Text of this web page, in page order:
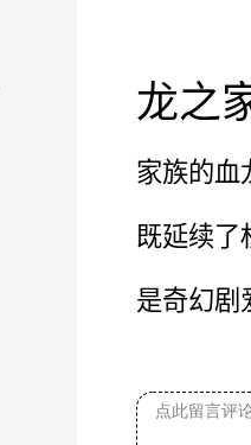
龙之
家族的血
既延续了
是奇幻剧